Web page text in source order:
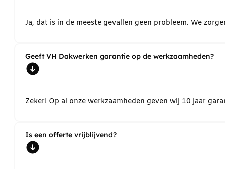
Ja, dat is in de meeste gevallen geen probleem. We
Geeft VH Dakwerken garantie op de werkzaamheden?
Zeker! Op al onze werkzaamheden geven wij 10 jaar
Is een offerte vrijblijvend?